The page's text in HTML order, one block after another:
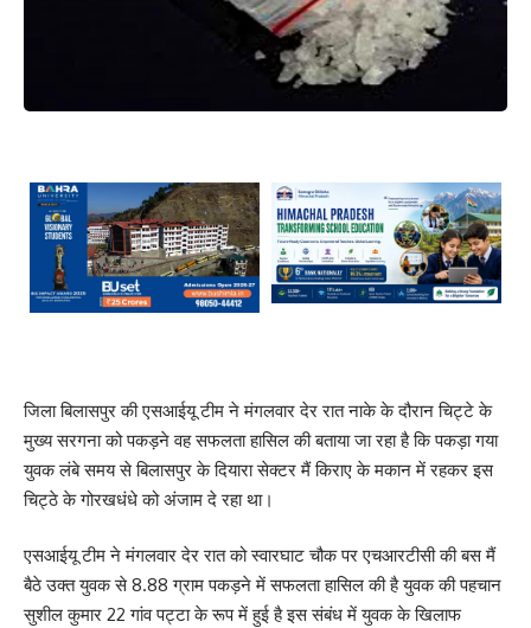
जिला बिलासपुर की एसआईयू टीम ने मंगलवार देर रात नाके के दौरान चिट्टे के
मुख्य सरगना को पकड़ने वह सफलता हासिल की बताया जा रहा है कि पकड़ा गया
युवक लंबे समय से बिलासपुर के दियारा सेक्टर मैं किराए के मकान में रहकर इस
चिट्ठे के गोरखधंधे को अंजाम दे रहा था।
एसआईयू टीम ने मंगलवार देर रात को स्वारघाट चौक पर एचआरटीसी की बस मैं
बैठे उक्त युवक से 8.88 ग्राम पकड़ने में सफलता हासिल की है युवक की पहचान
सुशील कुमार 22 गांव पट्टा के रूप में हुई है इस संबंध में युवक के खिलाफ